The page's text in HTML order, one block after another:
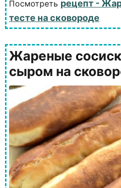
Посмотреть рецепт -
тесте на сковороде
Жареные
сыром на